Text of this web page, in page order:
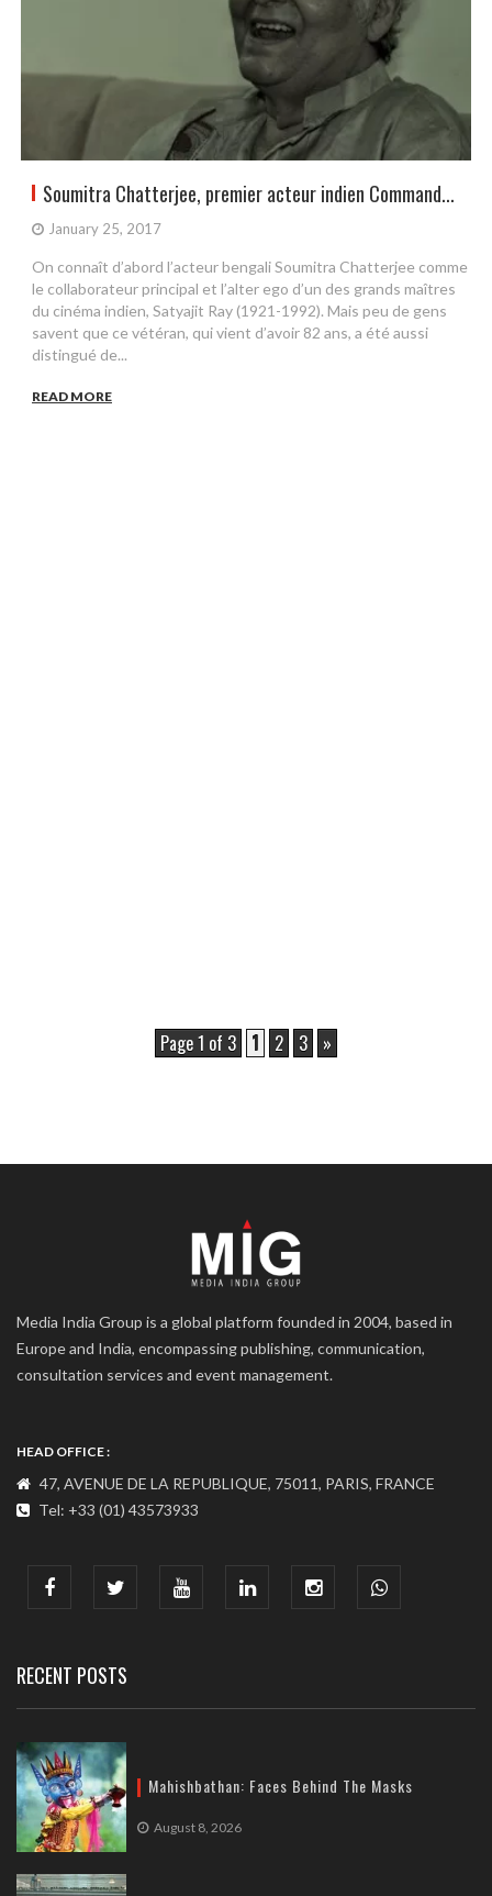
Soumitra Chatterjee, premier acteur indien Command...
January 25, 2017
On connaît d’abord l’acteur bengali Soumitra Chatterjee comme
le collaborateur principal et l’alter ego d’un des grands maîtres
du cinéma indien, Satyajit Ray (1921-1992). Mais peu de gens
savent que ce vétéran, qui vient d’avoir 82 ans, a été aussi
distingué de...
READ MORE
Page 1 of 3 1 2 3 »
Media India Group is a global platform founded in 2004, based in
Europe and India, encompassing publishing, communication,
consultation services and event management.
HEAD OFFICE :
47, AVENUE DE LA REPUBLIQUE, 75011, PARIS, FRANCE
Tel: +33 (01) 43573933
India : 607, DLF Tower-A, Jasola District Centre, Jasola, New
RECENT POSTS
Mahishbathan: Faces Behind The Masks
August 8, 2026